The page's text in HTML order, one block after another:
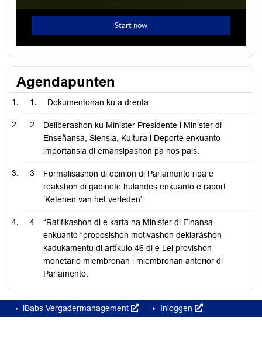
Agendapunten
1. Dokumentonan ku a drenta.
2
Deliberashon ku Minister Presidente i Minister di
Enseñansa, Siensia, Kultura i Deporte enkuanto
importansia di emansipashon pa nos pais.
3
Formalisashon di opinion di Parlamento riba e
reakshon di gabinete hulandes enkuanto e raport
‘Ketenen van het verleden’.
4
“Ratifikashon di e karta na Minister di Finansa
enkuanto “proposishon motivashon deklaráshon
kadukamentu di artíkulo 46 di e Lei provishon
monetario miembronan i miembronan anterior di
Parlamento.
iBabs Vergadermanagement Inloggen